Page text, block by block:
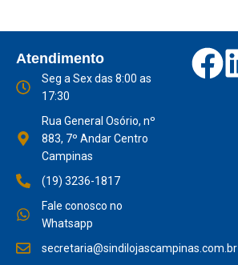
Atendimento
Seg a Sex das 8:00 as
17:30
Rua General Osório, nº
883, 7º Andar Centro
Campinas
(19) 3236-1817
Fale conosco no
Whatsapp
secretaria@sindilojascampinas.com.br